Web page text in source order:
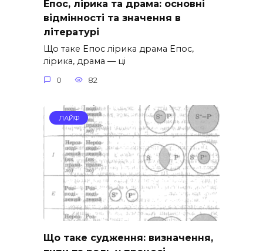
Епос, лірика та драма: основні
відмінності та значення в
літературі
Що таке Епос лірика драма Епос,
лірика, драма — ці
0 82
ЛАЙФ
Що таке судження: визначення,